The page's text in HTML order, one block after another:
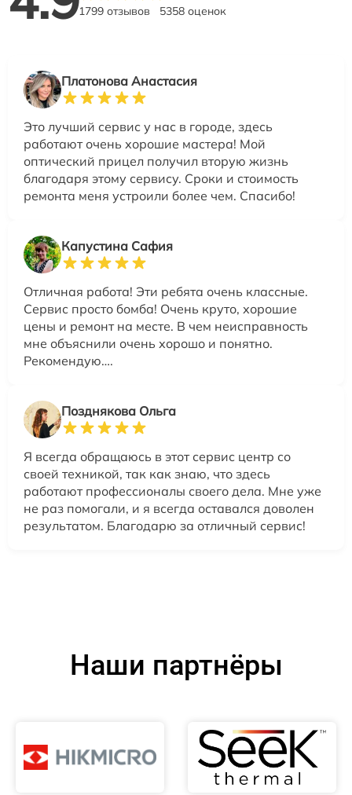
1799 отзывов 5358 оценок
Платонова Анастасия
Это лучший сервис у нас в городе, здесь
работают очень хорошие мастера! Мой
оптический прицел получил вторую жизнь
благодаря этому сервису. Сроки и стоимость
ремонта меня устроили более чем. Спасибо!
Капустина Сафия
Отличная работа! Эти ребята очень классные.
Сервис просто бомба! Очень круто, хорошие
цены и ремонт на месте. В чем неисправность
мне объяснили очень хорошо и понятно.
Рекомендую….
Позднякова Ольга
Я всегда обращаюсь в этот сервис центр со
своей техникой, так как знаю, что здесь
работают профессионалы своего дела. Мне уже
не раз помогали, и я всегда оставался доволен
результатом. Благодарю за отличный сервис!
Наши партнёры